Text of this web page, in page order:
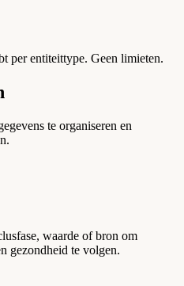
per entiteittype. Geen limieten.
te organiseren en
waarde of bron om
gezondheid te volgen.